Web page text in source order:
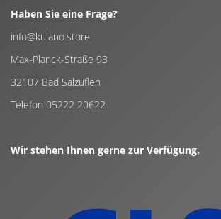
Haben Sie eine Frage?
info@kulano.store
Max-Planck-Straße 93
32107 Bad Salzuflen
Telefon 05222 20622
Wir stehen Ihnen gerne zur Verfügung.